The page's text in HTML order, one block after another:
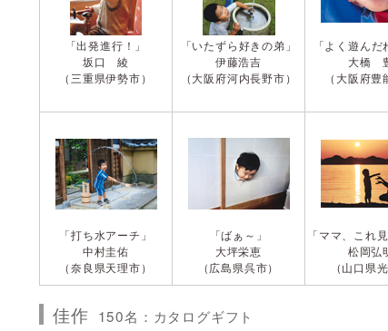
「出発進行！」
坂口 綾
（三重県伊勢市）
「いたずら好きの弟」
伊藤浩吉
（大阪府河内長野市）
「よく遊んだ
大橋
（大阪府豊
「打ち水アーチ」
中村圭佑
（奈良県天理市）
「ばぁ～」
大坪栄恵
（広島県呉市）
「ママ、これ
松岡弘
（山口県光
佳作 150名：カタログギフト